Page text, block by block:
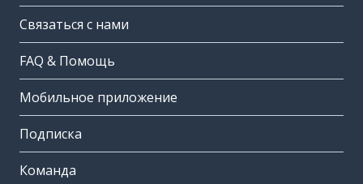
Связаться с нами
FAQ & Помощь
Мобильное приложение
Подписка
Команда